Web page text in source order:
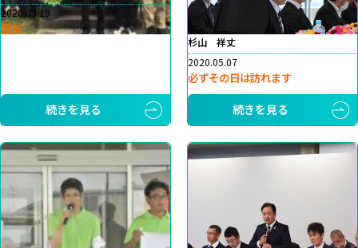
2020.05.19
盟友
続きを見る
杉山 祥丈
2020.05.07
必ずその日は訪れます
続きを見る